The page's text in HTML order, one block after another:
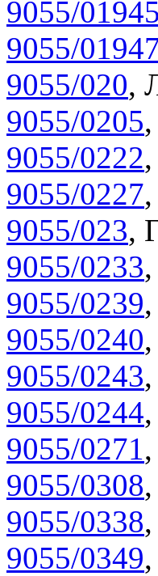
9055/01945
9055/
9055/020,
9055/0205,
9055/0222,
9055/0227,
9055/023,
9055/0233,
9055/0239,
9055/0240,
9055/0243,
9055/0244,
9055/0271,
9055/0308,
9055/0338,
9055/0349,